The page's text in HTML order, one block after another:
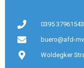
0395 37961543
buero@afd-
Woldegker